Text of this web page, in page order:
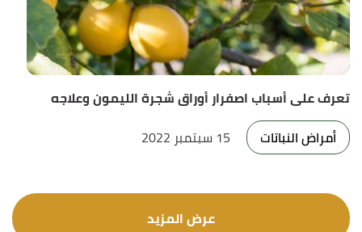
تعرف على أسباب اصفرار أوراق شجرة الليمون وعلاجه
أمراض النباتات
15 سبتمبر 2022